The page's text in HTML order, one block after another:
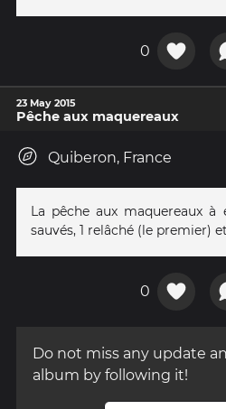
0
23 May 2015
Pêche aux maquereaux
Quiberon, France
La pêche aux maquereaux
sauvés, 1 relâché (le premier)
0
Do not miss any update
album by following it!